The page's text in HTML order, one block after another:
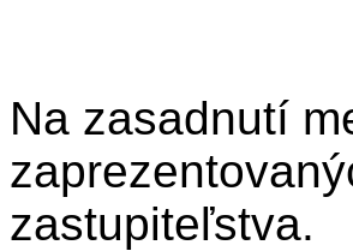
Na zasadnutí
zastupiteľstva.